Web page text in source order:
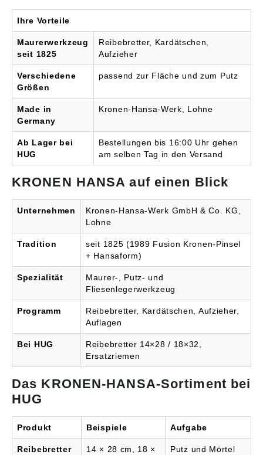
Ihre Vorteile
Maurerwerkzeug
seit 1825
Reibebretter, Kardätschen,
Aufzieher
Verschiedene
Größen
passend zur Fläche und zum Putz
Made in
Germany
Kronen-Hansa-Werk, Lohne
Ab Lager bei
HUG
Bestellungen bis 16:00 Uhr gehen
am selben Tag in den Versand
KRONEN HANSA auf einen Blick
Unternehmen
Kronen-Hansa-Werk GmbH & Co. KG,
Lohne
Tradition
seit 1825 (1989 Fusion Kronen-Pinsel
+ Hansaform)
Spezialität
Maurer-, Putz- und
Fliesenlegerwerkzeug
Programm
Reibebretter, Kardätschen, Aufzieher,
Auflagen
Bei HUG
Reibebretter 14×28 / 18×32,
Ersatzriemen
Das KRONEN-HANSA-Sortiment bei
HUG
Produkt Beispiele Aufgabe
Reibebretter
14 × 28 cm, 18 ×
Putz und Mörtel